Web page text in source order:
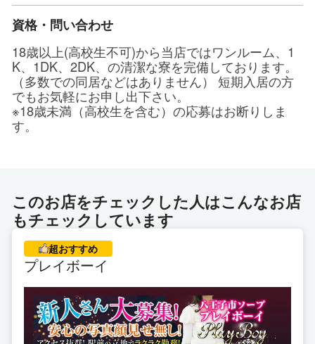
資格・問い合わせ
18歳以上(高校生不可)から当店ではワンルーム、1
K、1DK、2DK、の清潔な寮を完備しております。
（多数での同居などはありません） 短期入居の方
でもお気軽にお申し出下さい。
※18歳未満（高校生を含む）の応募はお断りしま
す。
このお店をチェックした人はこんなお店
もチェックしています
超おすすめ
プレイボーイ